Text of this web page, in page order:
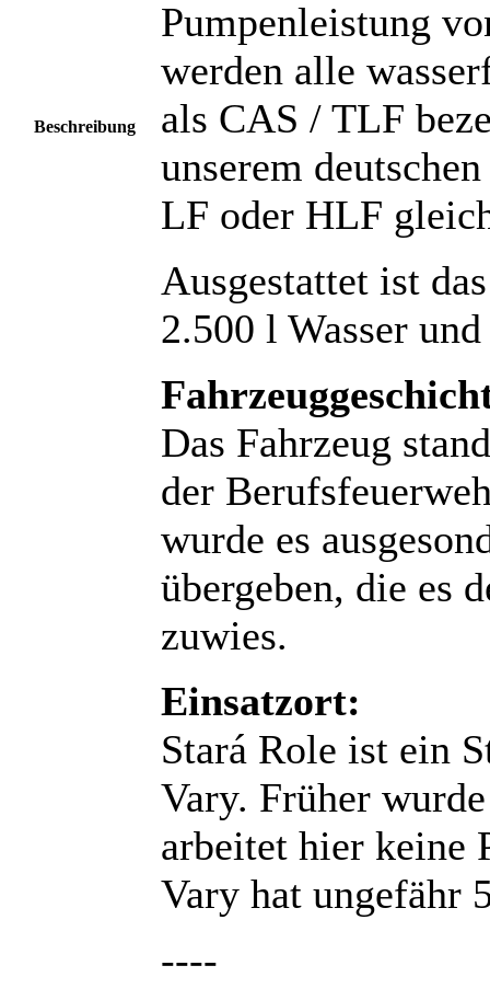
Beschreibung
Pumpenleistung
werden alle
als CAS / TLF
unserem
LF oder HLF
Ausgestattet ist
2.500 l Wasser
Das Fahrzeug
der
wurde es
übergeben, die es
zuwies.
Einsatzort:
Stará Role ist ein
Vary. Früher
arbeitet hier keine
Vary hat ungefähr
----